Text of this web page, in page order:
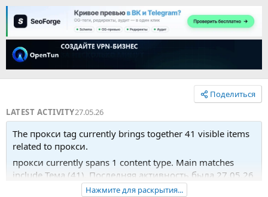
Поделиться
LATEST ACTIVITY27.05.26
The прокси tag currently brings together 41 visible items
related to прокси.
прокси currently spans 1 content type. Main matches
include Тема (41). Последняя активность была 27.05.26
Нажмите для раскрытия...